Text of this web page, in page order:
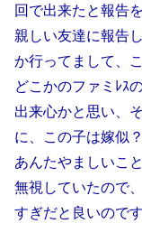
回で出来たと報告
親しい友達に報告
か行ってまして、
どこかのファミﾚｽ
出来心かと思い、
に、この子は嫁似
あんたやましいこ
無視していたので
すぎだと良いので